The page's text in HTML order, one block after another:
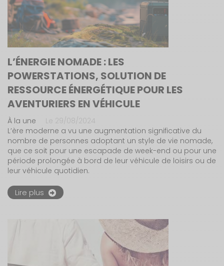
L’ÉNERGIE NOMADE : LES
POWERSTATIONS, SOLUTION DE
RESSOURCE ÉNERGÉTIQUE POUR LES
AVENTURIERS EN VÉHICULE
À la une
Le 29/08/2024
L’ère moderne a vu une augmentation significative du
nombre de personnes adoptant un style de vie nomade,
que ce soit pour une escapade de week-end ou pour une
période prolongée à bord de leur véhicule de loisirs ou de
leur véhicule quotidien.
Lire plus